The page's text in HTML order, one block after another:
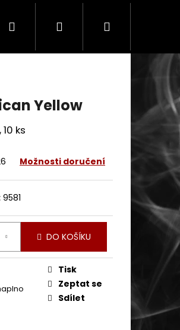
& DÁRKY SEZÓNNÍ
Hledat PřihlášeníNákupní
Yellow
ks
Možnosti doručení
9581
DO KOŠÍKU
Tisk
Zeptat se
Sdílet